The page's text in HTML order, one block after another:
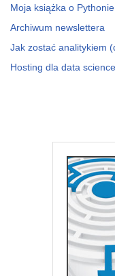
Moja książka o Pythonie
Archiwum newslettera
Jak zostać analitykiem
Hosting dla data science